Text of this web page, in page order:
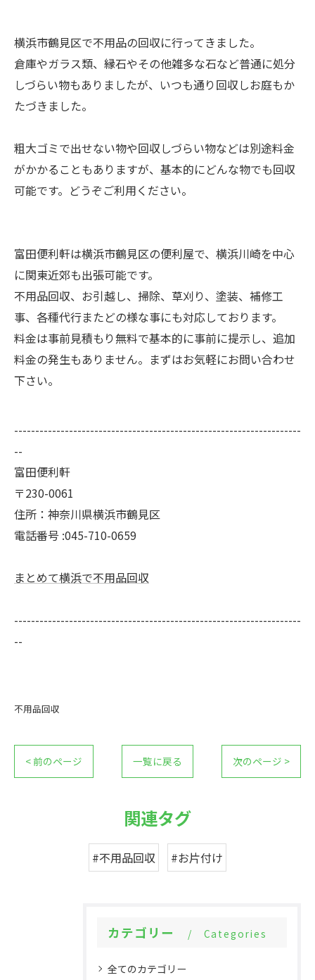
横浜市鶴見区で不用品の回収に行ってきました。
倉庫やガラス類、縁石やその他雑多な石など普通に処分
しづらい物もありましたが、いつも通り回収しお庭もか
たづきました。
粗大ゴミで出せない物や回収しづらい物などは別途料金
がかかることもありますが、基本的にどんな物でも回収
可能です。どうぞご利用ください。
富田便利軒は横浜市鶴見区の便利屋で、横浜川崎を中心
に関東近郊も出張可能です。
不用品回収、お引越し、掃除、草刈り、塗装、補修工
事、各種代行またどの様な事にも対応しております。
料金は事前見積もり無料で基本的に事前に提示し、追加
料金の発生もありません。まずはお気軽にお問い合わせ
下さい。
--------------------------------------------------------------------
--
富田便利軒
〒230-0061
住所：神奈川県横浜市鶴見区
電話番号 :045-710-0659
まとめて横浜で不用品回収
--------------------------------------------------------------------
--
不用品回収
< 前のページ 一覧に戻る 次のページ >
関連タグ
#不用品回収 #お片付け
カテゴリー Categories
全てのカテゴリー